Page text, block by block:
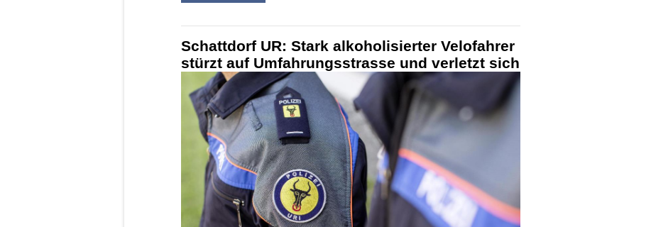
Schattdorf UR: Stark alkoholisierter Velofahrer
stürzt auf Umfahrungsstrasse und verletzt sich